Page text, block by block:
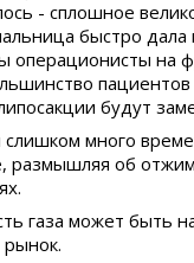
- сплошное
быстро дала
операционисты на
будут
слишком много
размышляя об
газа может быть
рынок.